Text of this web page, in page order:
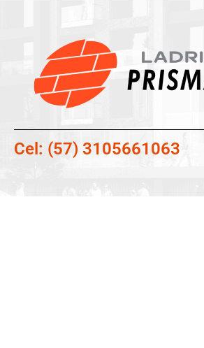
Cel: (57) 3105661063